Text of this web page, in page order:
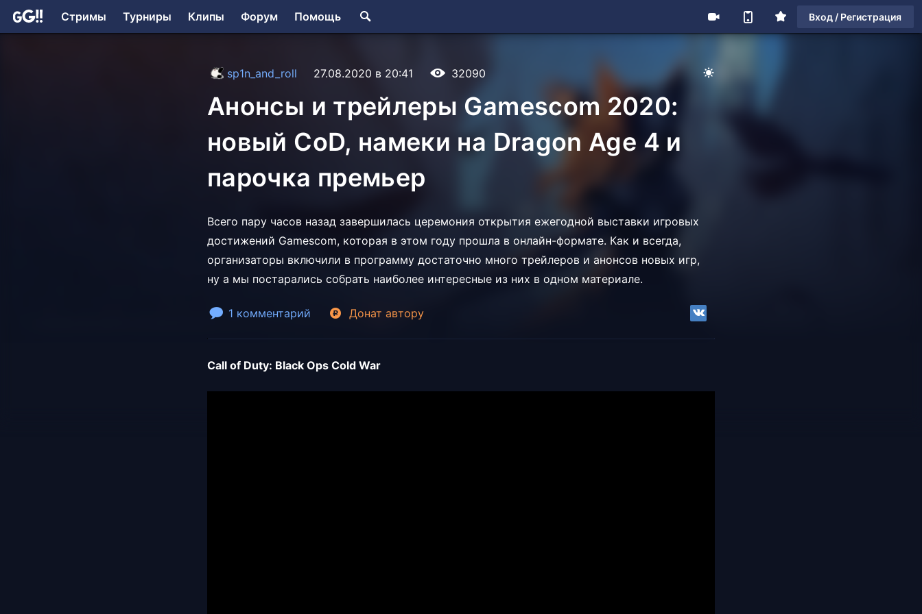
Стримы Турниры Клипы Форум Помощь Вход / Регистрация
sp1n_and_roll 27.08.2020 в 20:41 32090
Анонсы и трейлеры Gamescom 2020:
новый CoD, намеки на Dragon Age 4 и
парочка премьер
Всего пару часов назад завершилась церемония открытия ежегодной выставки игровых
достижений Gamescom, которая в этом году прошла в онлайн-формате. Как и всегда,
организаторы включили в программу достаточно много трейлеров и анонсов новых игр,
ну а мы постарались собрать наиболее интересные из них в одном материале.
1 комментарий Донат автору
Call of Duty: Black Ops Cold War